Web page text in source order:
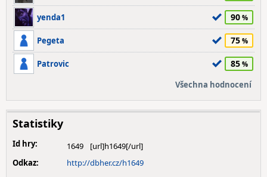
yenda1 90
Pegeta 75
Patrovic 85
Všechna hodnocení
Statistiky
Id hry:
1649
Odkaz:
http://dbher.cz/h1649